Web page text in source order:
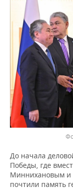
До начала
Победы, где
Миннихановым и
почтили память